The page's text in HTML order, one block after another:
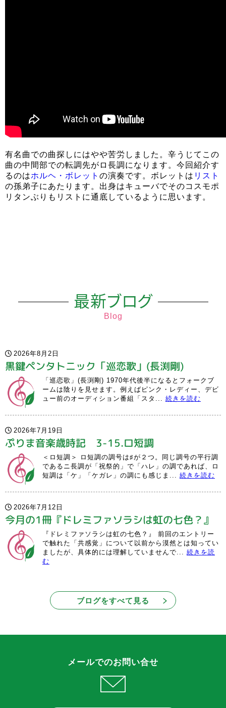
有名曲での曲探しにはやや苦労しました。辛うじてこの
曲の中間部での転調先がロ長調になります。今回紹介す
るのはホルヘ・ボレット の演奏です。ボレットは リスト
の孫弟子にあたります。出身はキューバでそのコスモポ
リタンぶりもリストに通底しているように思います。
最新ブログ
Blog
2026年8月2日
黒鍵ペンタトニック「巡恋歌」(長渕剛)
「巡恋歌」(長渕剛) 1970年代後半になるとフォークブ
ームは陰りを見せます。例えばピンク・レディー、デビ
ュー前のオーディション番組「スタ... 続きを読む
2026年7月19日
ぷりま音楽歳時記 3-15.ロ短調
＜ロ短調＞ ロ短調の調号は♯が２つ。同じ調号の平行調
であるニ長調が「祝祭的」で「ハレ」の調であれば、ロ
短調は「ケ」「ケガレ」の調にも感じま... 続きを読む
2026年7月12日
今月の1冊『ドレミファソラシは虹の七色？』
『ドレミファソラシは虹の七色？』 前回のエントリー
で触れた「共感覚」について以前から漠然とは知ってい
ましたが、具体的には理解していませんで... 続きを読
む
ブログをすべて見る
メールでのお問い合せ